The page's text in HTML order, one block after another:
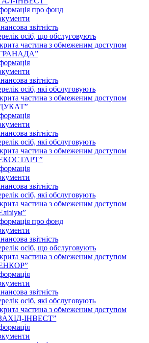
про фонд
звітність
осіб, що обслуговують
частина з обмеженим доступом
звітність
осіб, які обслуговують
частина з обмеженим доступом
звітність
осіб, які обслуговують
частина з обмеженим доступом
звітність
осіб, які обслуговують
частина з обмеженим доступом
про фонд
звітність
осіб, що обслуговують
частина з обмеженим доступом
звітність
осіб, які обслуговують
частина з обмеженим доступом
ІНВЕСТ”